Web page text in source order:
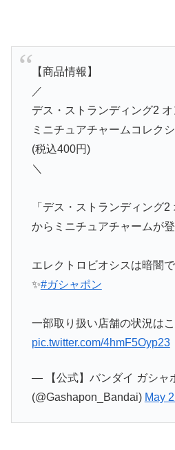
【商品情報】
／
デス・ストランディング2
ミニチュアチャームコレク
(税込400円)
＼
「デス・ストランディング2
からミニチュアチャームが
エレクトロビオシスは暗闇
✨#ガシャポン
一部取り扱い店舗の状況は
pic.twitter.com/4hmF5Oyp23
— 【公式】バンダイ ガシャ
(@Gashapon_Bandai) May